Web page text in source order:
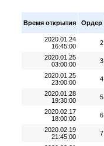
Время открытия Ордер
2020.01.24
16:45:00
2
2020.01.25
03:00:00
3
2020.01.25
23:00:00
4
2020.01.28
19:30:00
5
2020.02.17
18:00:00
6
2020.02.19
21:45:00
7